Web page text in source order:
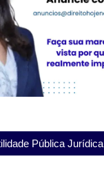
Pública Jurídica